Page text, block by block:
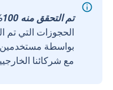
تم التحقق منه 100%
الحجوزات التي تم
مع شركائنا